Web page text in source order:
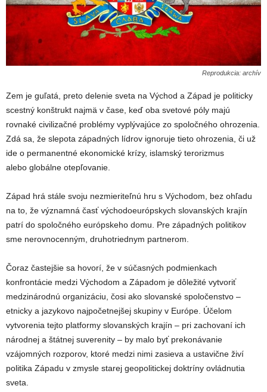
Reprodukcia: archív
Zem je guľatá, preto delenie sveta na Východ a Západ je politicky
scestný konštrukt najmä v čase, keď oba svetové póly majú
rovnaké civilizačné problémy vyplývajúce zo spoločného ohrozenia.
Zdá sa, že slepota západných lídrov ignoruje tieto ohrozenia, či už
ide o permanentné ekonomické krízy, islamský terorizmus
alebo globálne otepľovanie.
Západ hrá stále svoju nezmieriteľnú hru s Východom, bez ohľadu
na to, že významná časť východoeurópskych slovanských krajín
patrí do spoločného európskeho domu. Pre západných politikov
sme nerovnocenným, druhotriednym partnerom.
Čoraz častejšie sa hovorí, že v súčasných podmienkach
konfrontácie medzi Východom a Západom je dôležité vytvoriť
medzinárodnú organizáciu, čosi ako slovanské spoločenstvo –
etnicky a jazykovo najpočetnejšej skupiny v Európe. Účelom
vytvorenia tejto platformy slovanských krajín – pri zachovaní ich
národnej a štátnej suverenity – by malo byť prekonávanie
vzájomných rozporov, ktoré medzi nimi zasieva a ustavične živí
politika Západu v zmysle starej geopolitickej doktríny ovládnutia
sveta.